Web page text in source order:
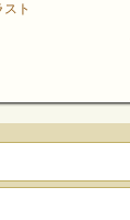
ト